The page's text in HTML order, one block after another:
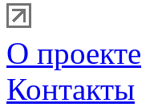
О проекте
Контакты